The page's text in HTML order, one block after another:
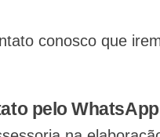
conosco que
pelo WhatsApp